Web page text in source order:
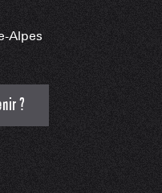
Alpes
?